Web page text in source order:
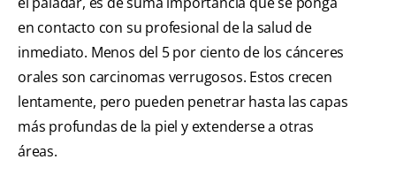
en contacto con su profesional de la salud de
inmediato. Menos del 5 por ciento de los cánceres
orales son carcinomas verrugosos. Estos crecen
lentamente, pero pueden penetrar hasta las capas
más profundas de la piel y extenderse a otras
áreas.